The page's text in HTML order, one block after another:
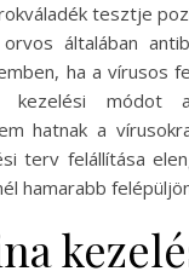
tesztje
általában
ha a vírusos
kezelési módot
hatnak a
terv felállítása
hamarabb